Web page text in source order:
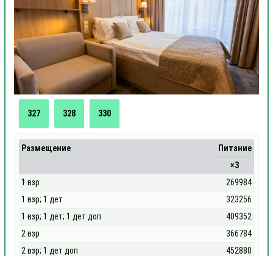
327 328 330
Размещение
Питание
×3
1 взр
269984
1 взр; 1 дет
323256
1 взр; 1 дет; 1 дет доп
409352
2 взр
366784
2 взр; 1 дет доп
452880